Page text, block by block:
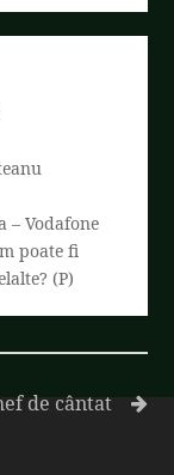
– Vodafone
poate fi
(P)
de cântat